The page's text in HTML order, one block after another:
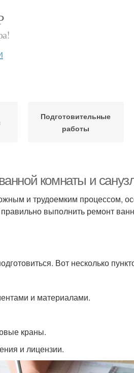
Подготовительные
работы
комнаты и
и трудоемким процессом,
выполнить ремонт
Вот несколько
и материалами.
краны.
и лицензии.